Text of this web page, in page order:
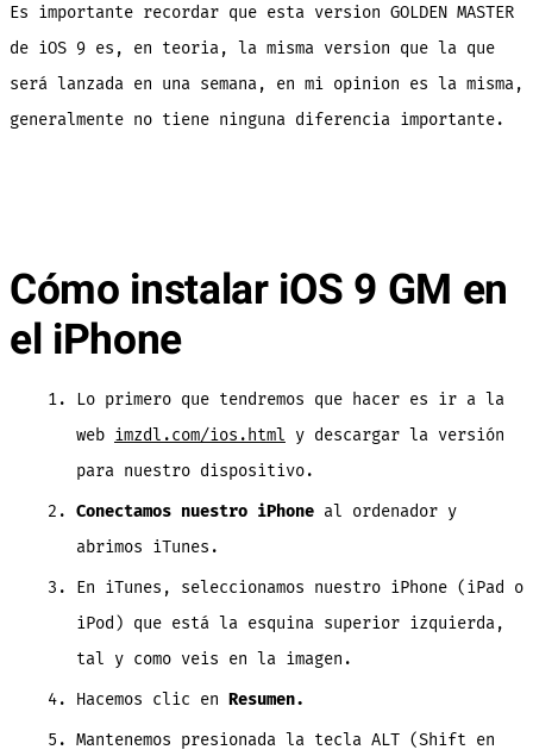
Es importante recordar que esta version GOLDEN MASTER
de iOS 9 es, en teoria, la misma version que la que
será lanzada en una semana, en mi opinion es la misma,
generalmente no tiene ninguna diferencia importante.
Cómo instalar iOS 9 GM en
el iPhone
Lo primero que tendremos que hacer es ir a la
web imzdl.com/ios.html y descargar la versión
para nuestro dispositivo.
Conectamos nuestro iPhone al ordenador y
abrimos iTunes.
En iTunes, seleccionamos nuestro iPhone (iPad o
iPod) que está la esquina superior izquierda,
tal y como veis en la imagen.
Hacemos clic en Resumen.
Mantenemos presionada la tecla ALT (Shift en